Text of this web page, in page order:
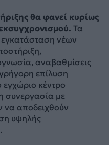
θα φανεί κυρίως
Τα
εγκατάσταση νέων
αναβαθμίσεις
επίλυση
εγχώριο κέντρο
συνεργασία με
να αποδειχθούν
υψηλής